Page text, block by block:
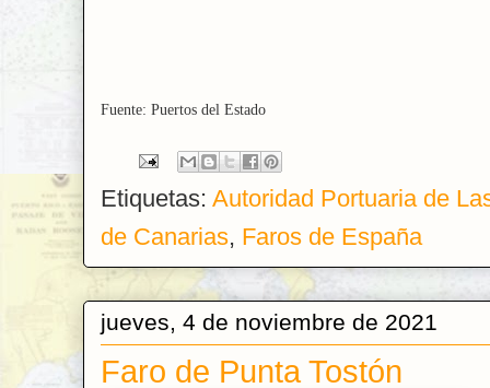
Fuente: Puertos del Estado
Etiquetas: Autoridad Portuaria de
de Canarias, Faros de España
jueves, 4 de noviembre de 2021
Faro de Punta Tostón